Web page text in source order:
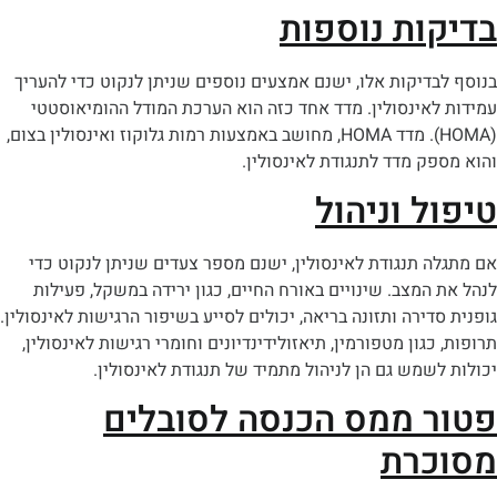
נוספות
אלו, ישנם אמצעים נוספים שניתן לנקוט כדי להעריך
מדד אחד כזה הוא הערכת המודל ההומיאוסטטי
(HOMA). מדד HOMA, מחושב באמצעות רמות גלוקוז ואינסולין בצום,
מדד לתנגודת לאינסולין.
וניהול
תנגודת לאינסולין, ישנם מספר צעדים שניתן לנקוט כדי
שינויים באורח החיים, כגון ירידה במשקל, פעילות
ותזונה בריאה, יכולים לסייע בשיפור הרגישות לאינסולין.
מטפורמין, תיאזולידינדיונים וחומרי רגישות לאינסולין,
גם הן לניהול מתמיד של תנגודת לאינסולין.
ממס הכנסה לסובלים